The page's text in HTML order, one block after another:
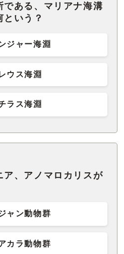
である、マリアナ海溝
いう？
ジャー海淵
ウス海淵
ラス海淵
ア、アノマロカリスが
ャン動物群
カラ動物群